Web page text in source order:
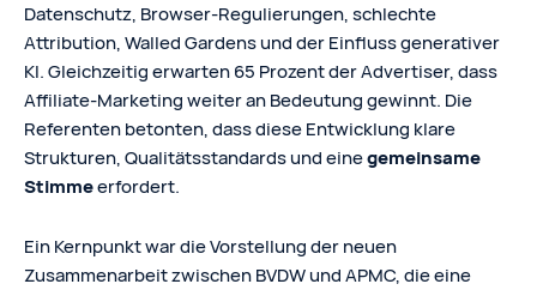
Datenschutz, Browser-Regulierungen, schlechte
Attribution, Walled Gardens und der Einfluss generativer
KI. Gleichzeitig erwarten 65 Prozent der Advertiser, dass
Affiliate-Marketing weiter an Bedeutung gewinnt. Die
Referenten betonten, dass diese Entwicklung klare
Strukturen, Qualitätsstandards und einegemeinsame
Stimmeerfordert.
Ein Kernpunkt war die Vorstellung der neuen
Zusammenarbeit zwischen BVDW und APMC, die eine